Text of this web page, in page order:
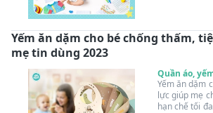
trường xung
Yếm ăn dặm cho bé chống thấm,
mẹ tin dùng 2023
Quần áo,
Yếm ăn dặm
lực giúp mẹ
hạn chế tối